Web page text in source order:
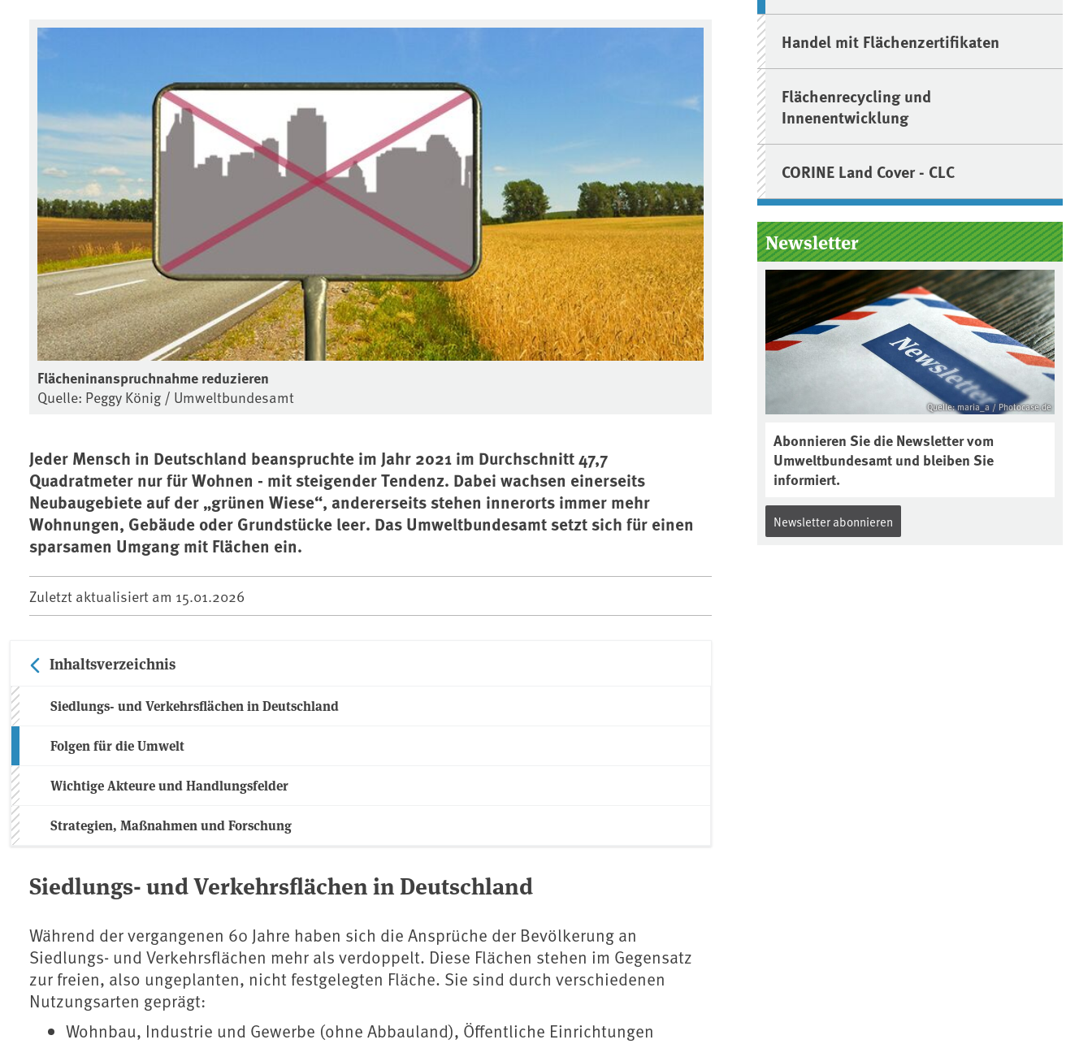
Flächeninanspruchnahme reduzieren
Quelle: Peggy König / Umweltbundesamt
Jeder Mensch in Deutschland beanspruchte im Jahr 2021 im Durchschnitt 47,7
Quadratmeter nur für Wohnen - mit steigender Tendenz. Dabei wachsen einerseits
Neubaugebiete auf der „grünen Wiese“, andererseits stehen innerorts immer mehr
Wohnungen, Gebäude oder Grundstücke leer. Das Umweltbundesamt setzt sich für einen
sparsamen Umgang mit Flächen ein.
Zuletzt aktualisiert am 15.01.2026
Inhaltsverzeichnis
Siedlungs- und Verkehrsflächen in Deutschland
Folgen für die Umwelt
Wichtige Akteure und Handlungsfelder
Strategien, Maßnahmen und Forschung
Siedlungs- und Verkehrsflächen in Deutschland
Während der vergangenen 60 Jahre haben sich die Ansprüche der Bevölkerung an
Siedlungs- und Verkehrsflächen mehr als verdoppelt. Diese Flächen stehen im Gegensatz
zur freien, also ungeplanten, nicht festgelegten Fläche. Sie sind durch verschiedenen
Nutzungsarten geprägt:
Wohnbau, Industrie und Gewerbe (ohne Abbauland), Öffentliche Einrichtungen
Handel mit Flächenzertifikaten
Flächenrecycling und
Innenentwicklung
CORINE Land Cover - CLC
Newsletter
Quelle: maria_a / Photocase.de
Abonnieren Sie die Newsletter vom
Umweltbundesamt und bleiben Sie
informiert.
Newsletter abonnieren